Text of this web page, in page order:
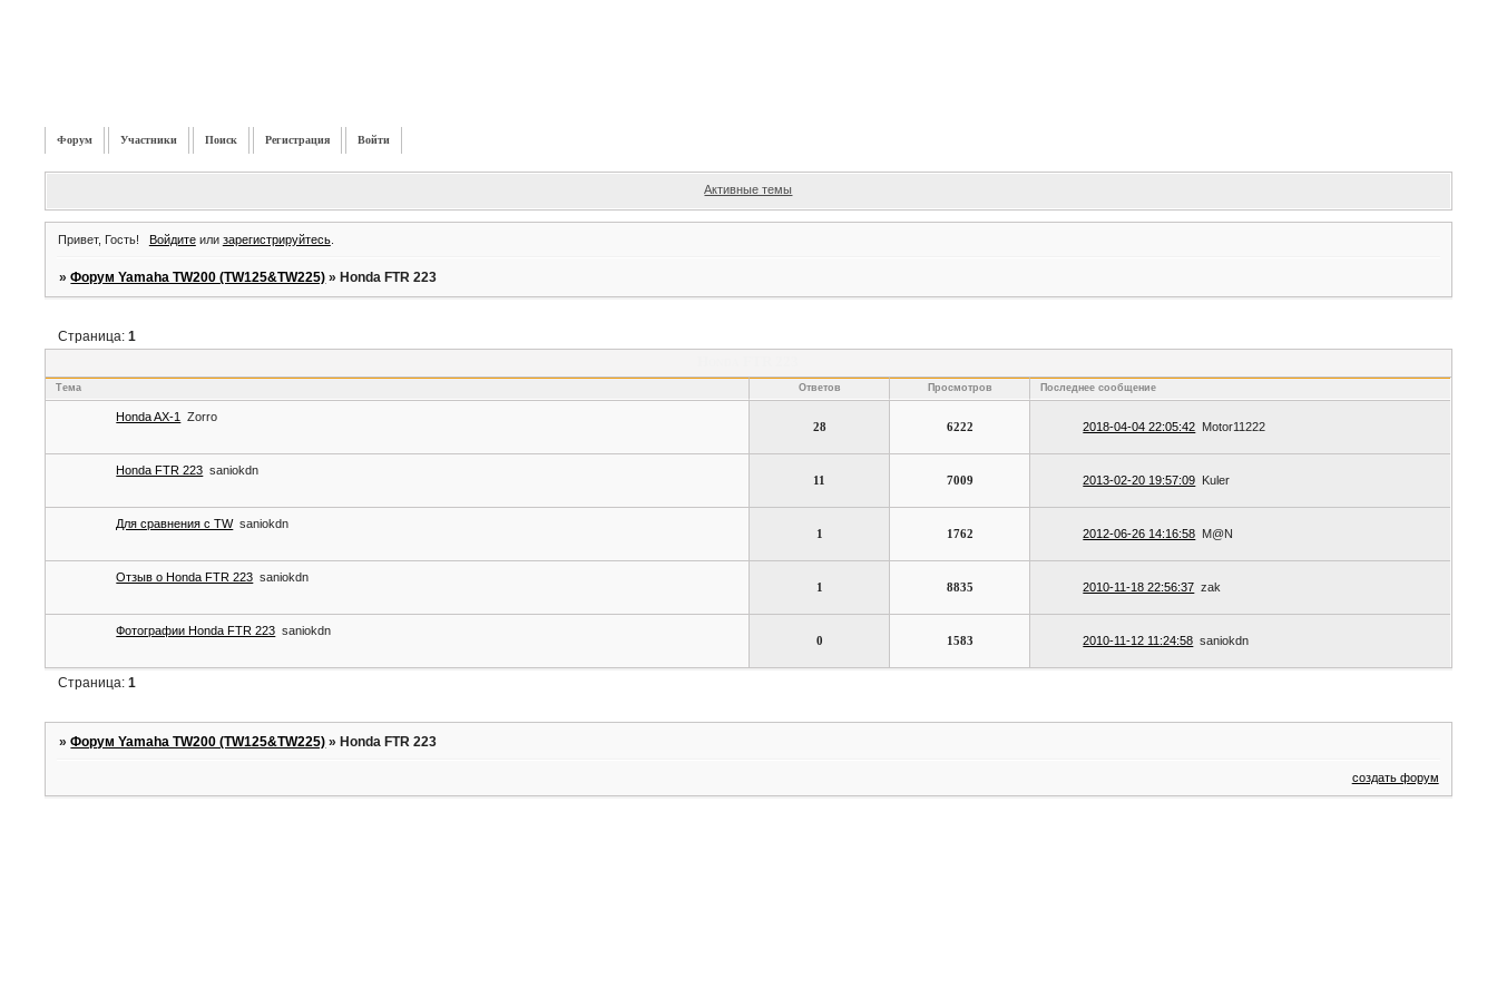
Форум Участники Поиск Регистрация Войти
Активные темы
Привет, Гость! Войдитеили зарегистрируйтесь.
»Форум Yamaha TW200 (TW125&TW225) »Honda FTR 223
Страница:1
Тема Ответов Просмотров Последнее сообщение
Honda AX-1 Zorro
28 6222 2018-04-04 22:05:42 Motor11222
Honda FTR 223 saniokdn
11 7009 2013-02-20 19:57:09 Kuler
Для сравнения с TW saniokdn
1 1762 2012-06-26 14:16:58 M@N
Отзыв о Honda FTR 223 saniokdn
1 8835 2010-11-18 22:56:37 zak
Фотографии Honda FTR 223 saniokdn
0 1583 2010-11-12 11:24:58 saniokdn
Страница:1
»Форум Yamaha TW200 (TW125&TW225) » Honda FTR 223
создать форум